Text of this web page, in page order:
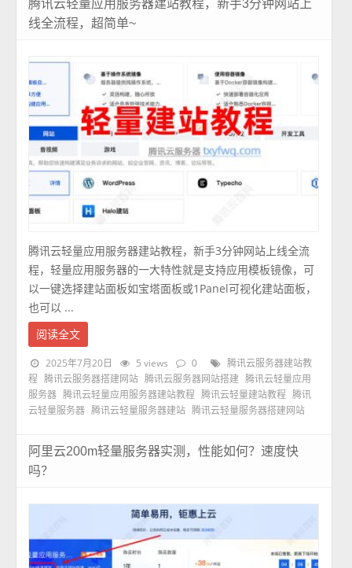
腾讯云轻量应用服务器建站教程，新手3分钟网站上
线全流程，超简单~
腾讯云轻量应用服务器建站教程，新手3分钟网站上线全流
程，轻量应用服务器的一大特性就是支持应用模板镜像，可
以一键选择建站面板如宝塔面板或1Panel可视化建站面板，
也可以 ...
阅读全文
2025年7月20日 5 views 0
腾讯云服务器建站教
程
腾讯云服务器搭建网站 腾讯云服务器网站搭建 腾讯云轻量应用
服务器 腾讯云轻量应用服务器建站教程 腾讯云轻量建站教程
腾讯
云轻量服务器 腾讯云轻量服务器建站 腾讯云轻量服务器搭建网站
阿里云200m轻量服务器实测，性能如何？速度快
吗？